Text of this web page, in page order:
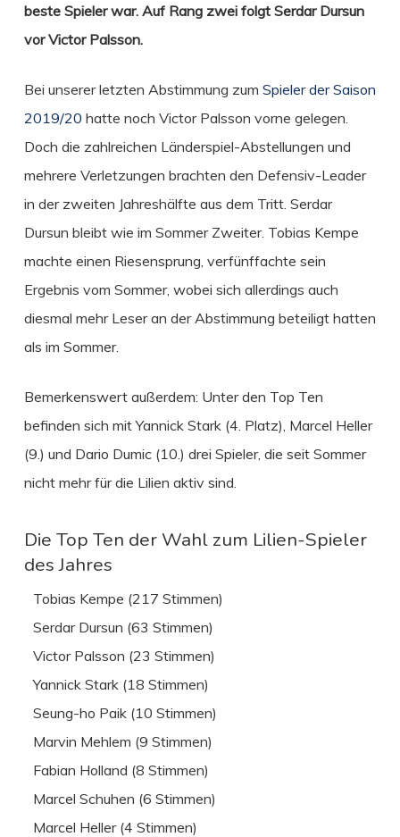
beste Spieler war. Auf Rang zwei folgt Serdar Dursun
vor Victor Palsson.
Bei unserer letzten Abstimmung zum Spieler der Saison
2019/20 hatte noch Victor Palsson vorne gelegen.
Doch die zahlreichen Länderspiel-Abstellungen und
mehrere Verletzungen brachten den Defensiv-Leader
in der zweiten Jahreshälfte aus dem Tritt. Serdar
Dursun bleibt wie im Sommer Zweiter. Tobias Kempe
machte einen Riesensprung, verfünffachte sein
Ergebnis vom Sommer, wobei sich allerdings auch
diesmal mehr Leser an der Abstimmung beteiligt hatten
als im Sommer.
Bemerkenswert außerdem: Unter den Top Ten
befinden sich mit Yannick Stark (4. Platz), Marcel Heller
(9.) und Dario Dumic (10.) drei Spieler, die seit Sommer
nicht mehr für die Lilien aktiv sind.
Die Top Ten der Wahl zum Lilien-Spieler
des Jahres
Tobias Kempe (217 Stimmen)
Serdar Dursun (63 Stimmen)
Victor Palsson (23 Stimmen)
Yannick Stark (18 Stimmen)
Seung-ho Paik (10 Stimmen)
Marvin Mehlem (9 Stimmen)
Fabian Holland (8 Stimmen)
Marcel Schuhen (6 Stimmen)
Marcel Heller (4 Stimmen)